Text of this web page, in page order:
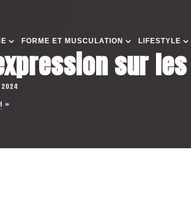
FORME ET MUSCULATION LIFESTYLE
sur
»